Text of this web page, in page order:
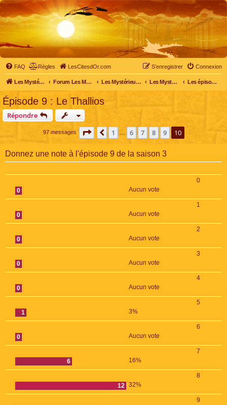
FAQ Règles LesCitesdOr.com Connexion
S’enregistrer
Les Mystérieuses Cités d'Or - LesCitesdOr.com Forum Les Mystérieuses Cités d'Or Les Mystérieuses Cités d'Or Les Mystérieuses Cités d'Or : saison 3 (2016) Les épisodes de la saison 3
Épisode 9 : Le Thallios
Répondre
97 messages Page 10 sur 10
Précédente
1 6 7 8 9 10
Donnez une note à l'épisode 9 de la saison 3
0
0
Aucun vote
1
0
Aucun vote
2
0
Aucun vote
3
0
Aucun vote
4
0
Aucun vote
5
1
3%
6
0
Aucun vote
7
6
16%
8
12 32%
9